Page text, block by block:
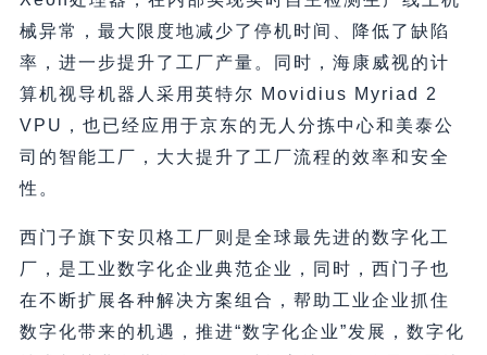
械异常，最大限度地减少了停机时间、降低了缺陷
率，进一步提升了工厂产量。同时，海康威视的计
算机视导机器人采用英特尔 Movidius Myriad 2
VPU，也已经应用于京东的无人分拣中心和美泰公
司的智能工厂，大大提升了工厂流程的效率和安全
性。
西门子旗下安贝格工厂则是全球最先进的数字化工
厂，是工业数字化企业典范企业，同时，西门子也
在不断扩展各种解决方案组合，帮助工业企业抓住
数字化带来的机遇，推进“数字化企业”发展，数字化